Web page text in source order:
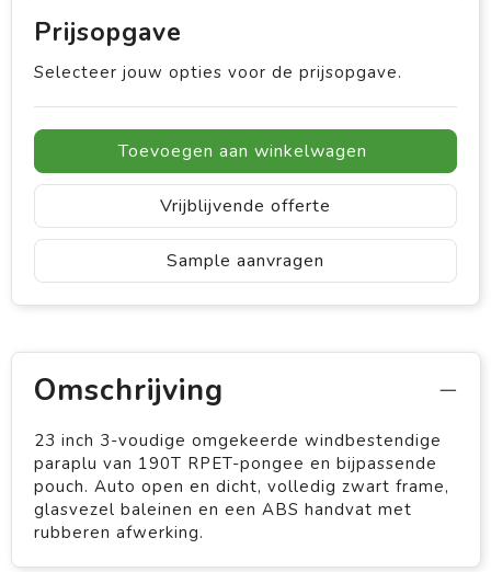
Prijsopgave
Selecteer jouw opties voor de prijsopgave.
Toevoegen aan winkelwagen
Vrijblijvende offerte
Sample aanvragen
Omschrijving
23 inch 3-voudige omgekeerde windbestendige
paraplu van 190T RPET-pongee en bijpassende
pouch. Auto open en dicht, volledig zwart frame,
glasvezel baleinen en een ABS handvat met
rubberen afwerking.